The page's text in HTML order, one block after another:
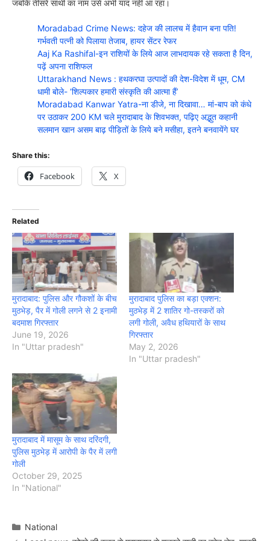
जबकि तीसरे साथी का नाम उसे अभी याद नहीं आ रहा।
Moradabad Crime News: दहेज की लालच में हैवान बना पति!
गर्भवती पत्नी को पिलाया तेजाब, हायर सेंटर रेफर
Aaj Ka Rashifal-इन राशियों के लिये आज लाभदायक रहे सकता है दिन,
पढ़ें अपना राशिफल
Uttarakhand News : हथकरघा उत्पादों की देश-विदेश में धूम, CM
धामी बोले- ‘शिल्पकार हमारी संस्कृति की आत्मा हैं’
Moradabad Kanwar Yatra-ना डीजे, ना दिखावा… मां-बाप को कंधे
पर उठाकर 200 KM चले मुरादाबाद के शिवभक्त, पढ़िए अद्भुत कहानी
सलमान खान असम बाढ़ पीड़ितों के लिये बने मसीहा, इतने बनवायेंगे घर
Share this:
Facebook X
Related
मुरादाबाद: पुलिस और गौकशों के बीच
मुठभेड़, पैर में गोली लगने से 2 इनामी
बदमाश गिरफ्तार
June 19, 2026
In "Uttar pradesh"
मुरादाबाद पुलिस का बड़ा एक्शन:
मुठभेड़ में 2 शातिर गो-तस्करों को
लगी गोली, अवैध हथियारों के साथ
गिरफ्तार
May 2, 2026
In "Uttar pradesh"
मुरादाबाद में मासूम के साथ दरिंदगी,
पुलिस मुठभेड़ में आरोपी के पैर में लगी
गोली
October 29, 2025
In "National"
Categories
National